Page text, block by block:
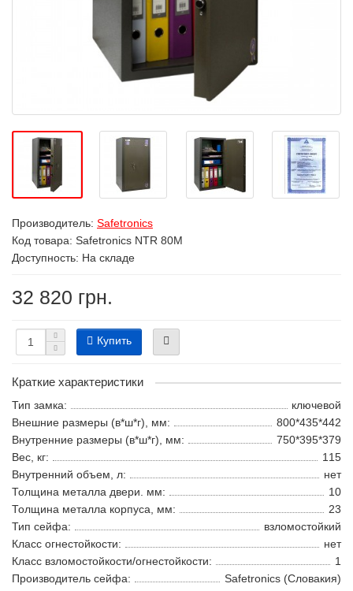
Производитель: Safetronics
Код товара: Safetronics NTR 80M
Доступность: На складе
32 820 грн.
Купить
Краткие характеристики
Тип замка:
ключевой
Внешние размеры (в*ш*г), мм:
800*435*442
Внутренние размеры (в*ш*г), мм:
750*395*379
Вес, кг:
115
Внутренний объем, л:
нет
Толщина металла двери. мм:
10
Толщина металла корпуса, мм:
23
Тип сейфа:
взломостойкий
Класс огнестойкости:
нет
Класс взломостойкости/огнестойкости:
1
Производитель сейфа:
Safetronics (Словакия)